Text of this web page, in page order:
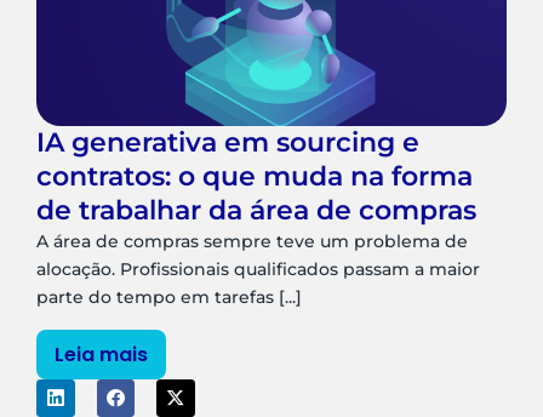
IA generativa em sourcing e
contratos: o que muda na forma
de trabalhar da área de compras
A área de compras sempre teve um problema de
alocação. Profissionais qualificados passam a maior
parte do tempo em tarefas [...]
Leia mais